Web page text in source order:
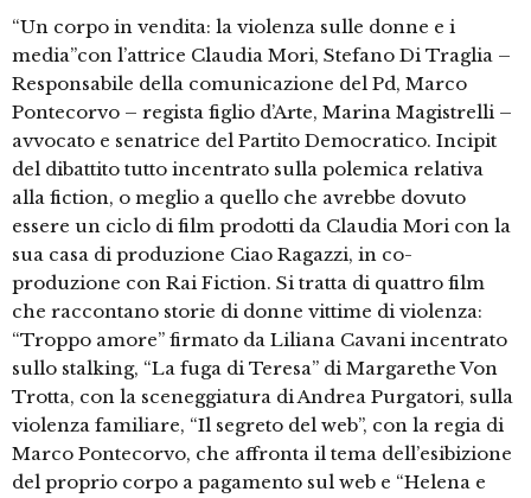
“Un corpo in vendita: la violenza sulle donne e i
media”con l’attrice Claudia Mori, Stefano Di Traglia –
Responsabile della comunicazione del Pd, Marco
Pontecorvo – regista figlio d’Arte, Marina Magistrelli –
avvocato e senatrice del Partito Democratico. Incipit
del dibattito tutto incentrato sulla polemica relativa
alla fiction, o meglio a quello che avrebbe dovuto
essere un ciclo di film prodotti da Claudia Mori con la
sua casa di produzione Ciao Ragazzi, in co-
produzione con Rai Fiction. Si tratta di quattro film
che raccontano storie di donne vittime di violenza:
“Troppo amore” firmato da Liliana Cavani incentrato
sullo stalking, “La fuga di Teresa” di Margarethe Von
Trotta, con la sceneggiatura di Andrea Purgatori, sulla
violenza familiare, “Il segreto del web”, con la regia di
Marco Pontecorvo, che affronta il tema dell’esibizione
del proprio corpo a pagamento sul web e “Helena e